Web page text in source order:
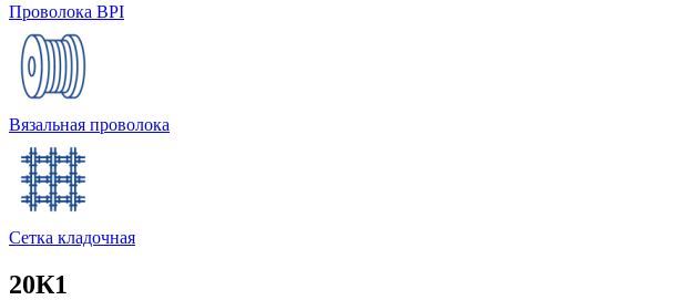
Проволока BPI
Вязальная проволока
Сетка кладочная
20К1